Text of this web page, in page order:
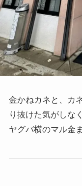
金かねカネと、カ
り抜けた気がしな
ヤグバ横のマル金